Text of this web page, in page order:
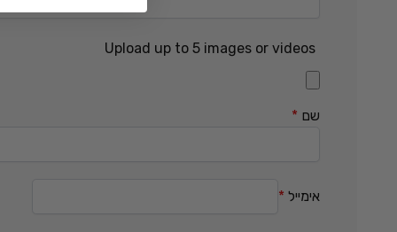
Upload up to 5 images or videos
שם *
אימייל *